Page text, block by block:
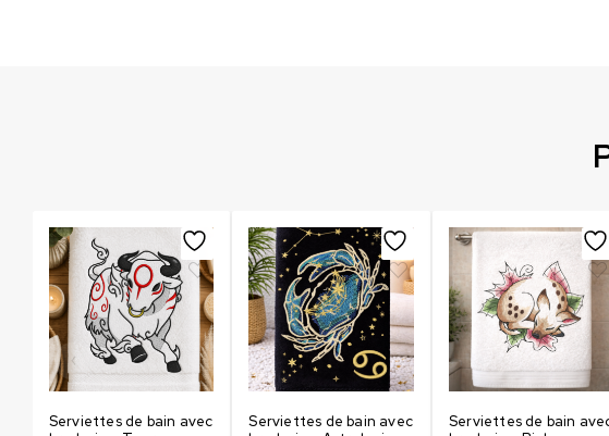
Serviettes de bain avec
Serviettes de bain avec
Serviettes de bain